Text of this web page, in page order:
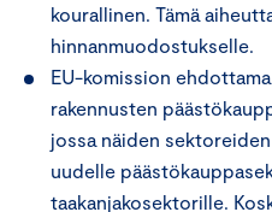
kourallinen. Tämä
hinnanmuodostukselle.
EU-komission
rakennusten
jossa näiden
uudelle
taakanjakosektorille.